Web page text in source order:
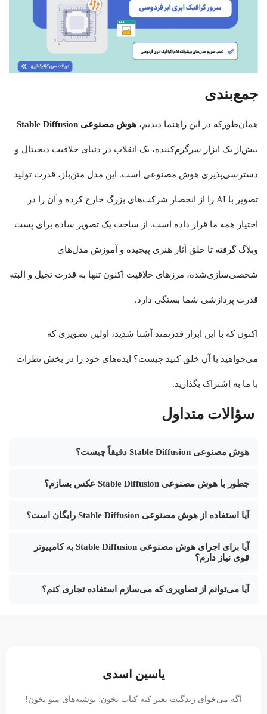
جمع‌بندی
همان‌طورکه در این راهنما دیدیم، هوش مصنوعی Stable Diffusion
بیش‌از یک ابزار سرگرم‌کننده، یک انقلاب در دنیای خلاقیت دیجیتال و
دسترسی‌پذیری هوش مصنوعی است. این مدل متن‌باز، قدرت تولید
تصویر با AI را از انحصار شرکت‌های بزرگ خارج کرده و آن را در
اختیار همه ما قرار داده است. از ساخت یک تصویر ساده برای پست
وبلاگ گرفته تا خلق آثار هنری پیچیده و آموزش مدل‌های
شخصی‌سازی‌شده، مرزهای خلاقیت اکنون تنها به قدرت تخیل و البته
قدرت پردازشی شما بستگی دارد.
اکنون که با این ابزار قدرتمند آشنا شدید، اولین تصویری که
می‌خواهید با آن خلق کنید چیست؟ ایده‌های خود را در بخش نظرات
با ما به اشتراک بگذارید.
سؤالات متداول
هوش مصنوعی Stable Diffusion دقیقاً چیست؟
چطور با هوش مصنوعی Stable Diffusion عکس بسازم؟
آیا استفاده از هوش مصنوعی Stable Diffusion رایگان است؟
آیا برای اجرای هوش مصنوعی Stable Diffusion به کامپیوتر
قوی نیاز دارم؟
آیا می‌توانم از تصاویری که می‌سازم استفاده تجاری کنم؟
یاسین اسدی
اگه می‌خوای زندگیت تغیر کنه کتاب نخون؛ نوشته‌های منو بخون!